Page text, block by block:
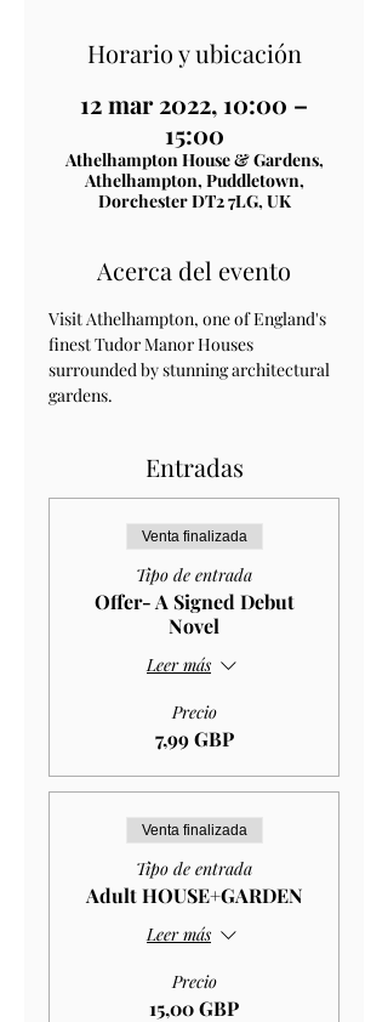
Horario y ubicación
12 mar 2022, 10:00 –
15:00
Athelhampton House & Gardens,
Athelhampton, Puddletown,
Dorchester DT2 7LG, UK
Acerca del evento
Visit Athelhampton, one of England's
finest Tudor Manor Houses
surrounded by stunning architectural
gardens.
Entradas
Venta finalizada
Tipo de entrada
Offer- A Signed Debut
Novel
Leer más
Precio
7,99 GBP
Venta finalizada
Tipo de entrada
Adult HOUSE+GARDEN
Leer más
Precio
15,00 GBP